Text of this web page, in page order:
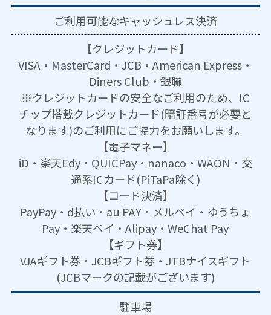
ご利用可能なキャッシュレス決済
【クレジットカード】
VISA・MasterCard・JCB・American Express・
Diners Club・銀聯
※クレジットカードの安全なご利用のため、IC
チップ搭載クレジットカード(暗証番号が必要と
なります)のご利用にご協力をお願いします。
【電子マネー】
iD・楽天Edy・QUICPay・nanaco・WAON・交
通系ICカード(PiTaPa除く)
【コード決済】
PayPay・d払い・au PAY・メルペイ・ゆうちょ
Pay・楽天ペイ・Alipay・WeChat Pay
【ギフト券】
VJAギフト券・JCBギフト券・JTBナイスギフト
(JCBマークの記載がございます)
駐車場